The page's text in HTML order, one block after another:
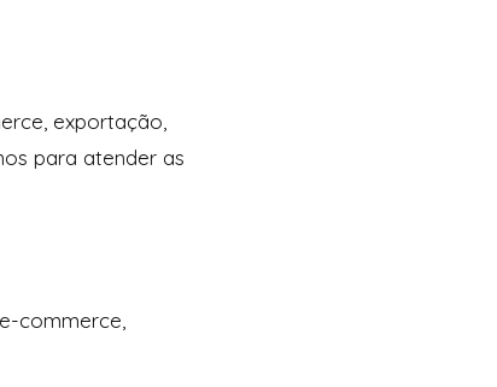
exportação,
para atender as
commerce,